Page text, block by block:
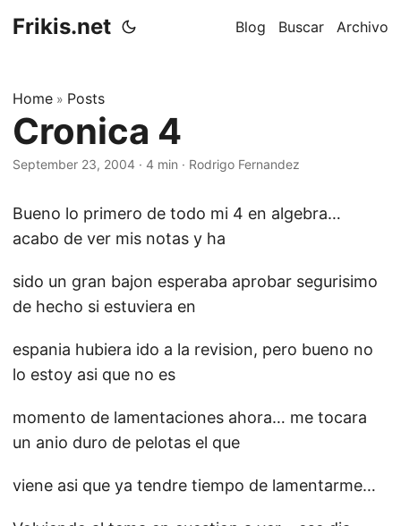
Frikis.net Blog Buscar Archivo
Home » Posts
Cronica 4
September 23, 2004 · 4 min · Rodrigo Fernandez
Bueno lo primero de todo mi 4 en algebra…
acabo de ver mis notas y ha
sido un gran bajon esperaba aprobar segurisimo
de hecho si estuviera en
espania hubiera ido a la revision, pero bueno no
lo estoy asi que no es
momento de lamentaciones ahora… me tocara
un anio duro de pelotas el que
viene asi que ya tendre tiempo de lamentarme…